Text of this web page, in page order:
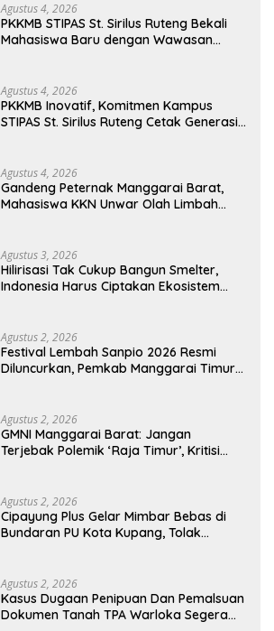
Agustus 4, 2026
PKKMB STIPAS St. Sirilus Ruteng Bekali
Mahasiswa Baru dengan Wawasan
Agustus 4, 2026
PKKMB Inovatif, Komitmen Kampus
STIPAS St. Sirilus Ruteng Cetak Generasi
Agustus 4, 2026
Gandeng Peternak Manggarai Barat,
Mahasiswa KKN Unwar Olah Limbah
Agustus 3, 2026
Hilirisasi Tak Cukup Bangun Smelter,
Indonesia Harus Ciptakan Ekosistem
Agustus 2, 2026
Festival Lembah Sanpio 2026 Resmi
Diluncurkan, Pemkab Manggarai Timur
Agustus 2, 2026
GMNI Manggarai Barat: Jangan
Terjebak Polemik ‘Raja Timur’, Kritisi
Agustus 2, 2026
Cipayung Plus Gelar Mimbar Bebas di
Bundaran PU Kota Kupang, Tolak
Agustus 2, 2026
Kasus Dugaan Penipuan Dan Pemalsuan
Dokumen Tanah TPA Warloka Segera